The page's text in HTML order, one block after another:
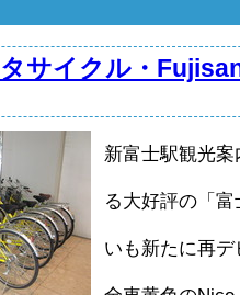
サイクル・
新富士駅観光
る大好評の「
いも新たに再